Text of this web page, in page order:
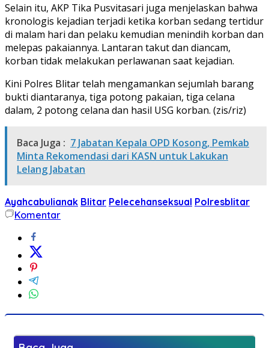
Selain itu, AKP Tika Pusvitasari juga menjelaskan bahwa
kronologis kejadian terjadi ketika korban sedang tertidur
di malam hari dan pelaku kemudian menindih korban dan
melepas pakaiannya. Lantaran takut dan diancam,
korban tidak melakukan perlawanan saat kejadian.
Kini Polres Blitar telah mengamankan sejumlah barang
bukti diantaranya, tiga potong pakaian, tiga celana
dalam, 2 potong celana dan hasil USG korban. (zis/riz)
Baca Juga : 7 Jabatan Kepala OPD Kosong, Pemkab
Minta Rekomendasi dari KASN untuk Lakukan
Lelang Jabatan
Ayahcabulianak Blitar Pelecehanseksual Polresblitar
Komentar